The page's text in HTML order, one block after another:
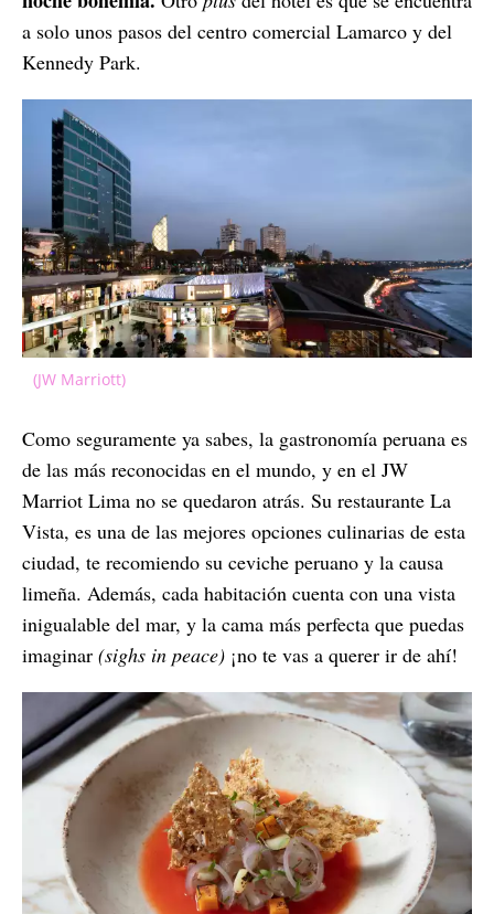
a solo unos pasos del centro comercial Lamarco y del
Kennedy Park.
(JW Marriott)
Como seguramente ya sabes, la gastronomía peruana es
de las más reconocidas en el mundo, y en el JW
Marriot Lima no se quedaron atrás. Su restaurante La
Vista, es una de las mejores opciones culinarias de esta
ciudad, te recomiendo su ceviche peruano y la causa
limeña. Además, cada habitación cuenta con una vista
inigualable del mar, y la cama más perfecta que puedas
imaginar (sighs in peace) ¡no te vas a querer ir de ahí!